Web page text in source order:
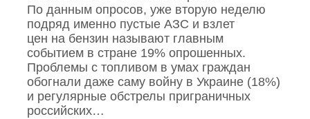
По данным опросов, уже вторую неделю
подряд именно пустые АЗС и взлет
цен на бензин называют главным
событием в стране 19% опрошенных.
Проблемы с топливом в умах граждан
обогнали даже саму войну в Украине (18%)
и регулярные обстрелы приграничных
российских…